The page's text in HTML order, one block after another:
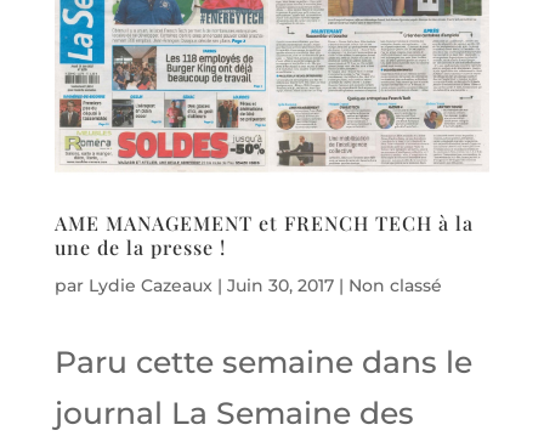
AME MANAGEMENT et FRENCH TECH à la
une de la presse !
par Lydie Cazeaux | Juin 30, 2017| Non classé
Paru cette semaine dans le
journal La Semaine des